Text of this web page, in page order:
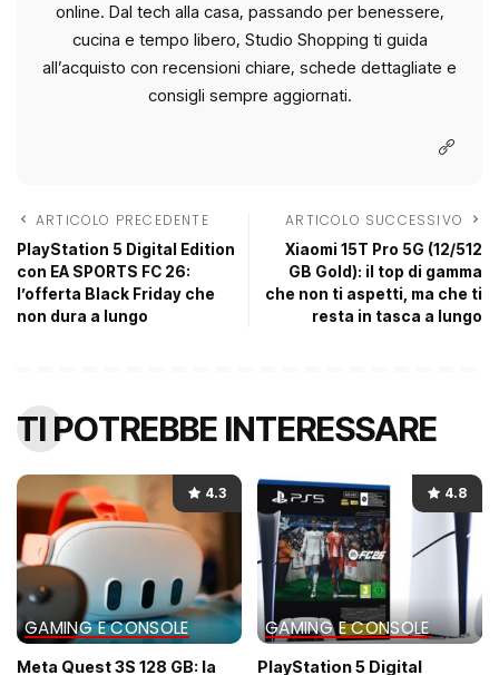
online. Dal tech alla casa, passando per benessere,
cucina e tempo libero, Studio Shopping ti guida
all’acquisto con recensioni chiare, schede dettagliate e
consigli sempre aggiornati.
ARTICOLO PRECEDENTE
PlayStation 5 Digital Edition
con EA SPORTS FC 26:
l’offerta Black Friday che
non dura a lungo
ARTICOLO SUCCESSIVO
Xiaomi 15T Pro 5G (12/512
GB Gold): il top di gamma
che non ti aspetti, ma che ti
resta in tasca a lungo
TI POTREBBE INTERESSARE
GAMING E CONSOLE
4.3
Meta Quest 3S 128 GB: la
GAMING E CONSOLE
4.8
PlayStation 5 Digital